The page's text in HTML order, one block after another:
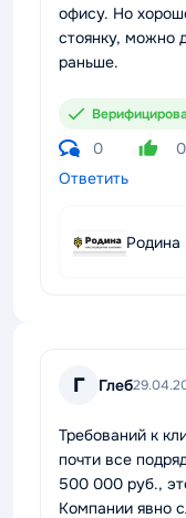
офису. Но
стоянку, можно
раньше.
0 0
Ответить
Родина
Г Глеб
Требований к
почти все
500 000 руб.,
Компании явно